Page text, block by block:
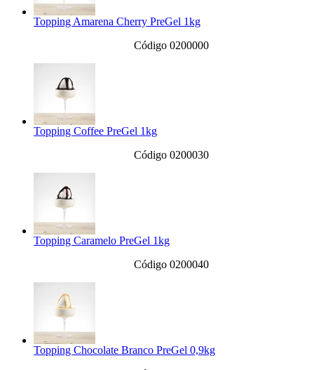
Topping Amarena Cherry PreGel 1kg
Código 0200000
Topping Coffee PreGel 1kg
Código 0200030
Topping Caramelo PreGel 1kg
Código 0200040
Topping Chocolate Branco PreGel 0,9kg